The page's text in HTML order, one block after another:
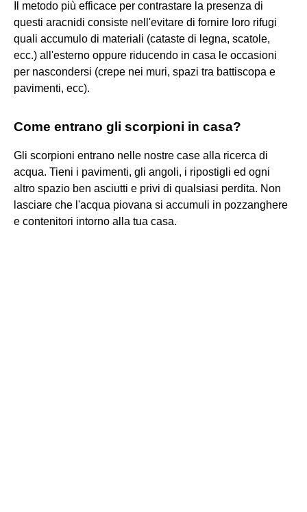
Il metodo più efficace per contrastare la presenza di
questi aracnidi consiste nell'evitare di fornire loro rifugi
quali accumulo di materiali (cataste di legna, scatole,
ecc.) all'esterno oppure riducendo in casa le occasioni
per nascondersi (crepe nei muri, spazi tra battiscopa e
pavimenti, ecc).
Come entrano gli scorpioni in casa?
Gli scorpioni entrano nelle nostre case alla ricerca di
acqua. Tieni i pavimenti, gli angoli, i ripostigli ed ogni
altro spazio ben asciutti e privi di qualsiasi perdita. Non
lasciare che l'acqua piovana si accumuli in pozzanghere
e contenitori intorno alla tua casa.